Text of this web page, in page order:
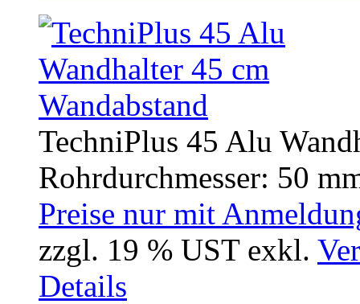
TechniPlus 45 Alu
Rohrdurchmesser: 50
Preise nur mit
zzgl. 19 % UST exkl.
Details